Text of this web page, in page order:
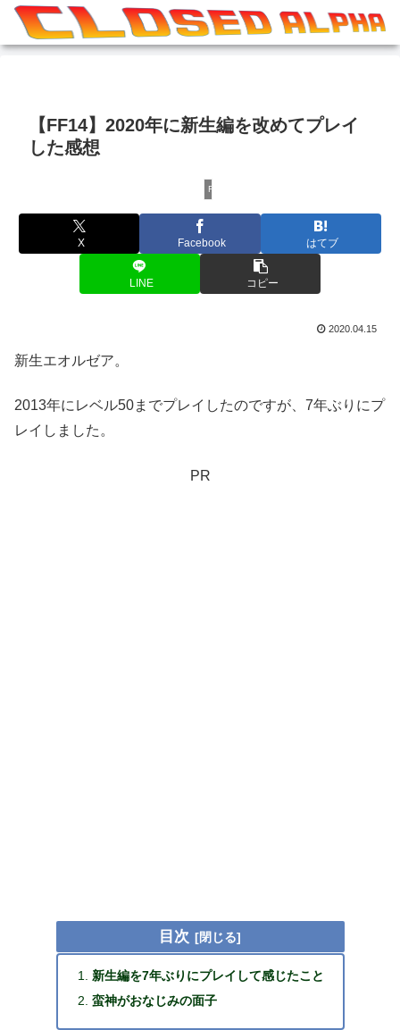
【FF14】2020年に新生編を改めてプレイ
した感想
FF14全般
X Facebook はてブ
LINE コピー
2020.04.15
新生エオルゼア。
2013年にレベル50までプレイしたのですが、7年ぶりにプ
レイしました。
PR
目次
新生編を7年ぶりにプレイして感じたこと
蛮神がおなじみの面子